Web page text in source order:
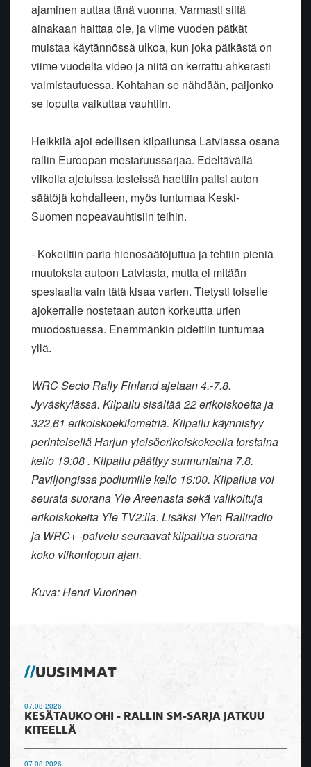
ajaminen auttaa tänä vuonna. Varmasti siitä
ainakaan haittaa ole, ja viime vuoden pätkät
muistaa käytännössä ulkoa, kun joka pätkästä on
viime vuodelta video ja niitä on kerrattu ahkerasti
valmistautuessa. Kohtahan se nähdään, paljonko
se lopulta vaikuttaa vauhtiin.
Heikkilä ajoi edellisen kilpailunsa Latviassa osana
rallin Euroopan mestaruussarjaa. Edeltävällä
viikolla ajetuissa testeissä haettiin paitsi auton
säätöjä kohdalleen, myös tuntumaa Keski-
Suomen nopeavauhtisiin teihin.
- Kokeiltiin paria hienosäätöjuttua ja tehtiin pieniä
muutoksia autoon Latviasta, mutta ei mitään
spesiaalia vain tätä kisaa varten. Tietysti toiselle
ajokerralle nostetaan auton korkeutta urien
muodostuessa. Enemmänkin pidettiin tuntumaa
yllä.
WRC Secto Rally Finland ajetaan 4.-7.8.
Jyväskylässä. Kilpailu sisältää 22 erikoiskoetta ja
322,61 erikoiskoekilometriä. Kilpailu käynnistyy
perinteisellä Harjun yleisöerikoiskokeella torstaina
kello 19:08 . Kilpailu päättyy sunnuntaina 7.8.
Paviljongissa podiumille kello 16:00. Kilpailua voi
seurata suorana Yle Areenasta sekä valikoituja
erikoiskokeita Yle TV2:lla. Lisäksi Ylen Ralliradio
ja WRC+ -palvelu seuraavat kilpailua suorana
koko viikonlopun ajan.
Kuva: Henri Vuorinen
UUSIMMAT
07.08.2026
KESÄTAUKO OHI - RALLIN SM-SARJA JATKUU
KITEELLÄ
07.08.2026